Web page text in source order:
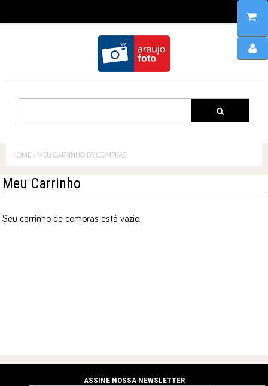
HOME > MEU CARRINHO DE COMPRAS
Meu Carrinho
Seu carrinho de compras está vazio.
NEWSLETTER